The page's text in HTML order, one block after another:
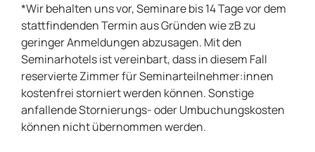
*Wir behalten uns vor, Seminare bis 14 Tage vor dem
stattfindenden Termin aus Gründen wie zB zu
geringer Anmeldungen abzusagen. Mit den
Seminarhotels ist vereinbart, dass in diesem Fall
reservierte Zimmer für Seminarteilnehmer:innen
kostenfrei storniert werden können. Sonstige
anfallende Stornierungs- oder Umbuchungskosten
können nicht übernommen werden.